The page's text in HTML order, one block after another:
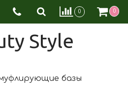
0 0
Style
базы